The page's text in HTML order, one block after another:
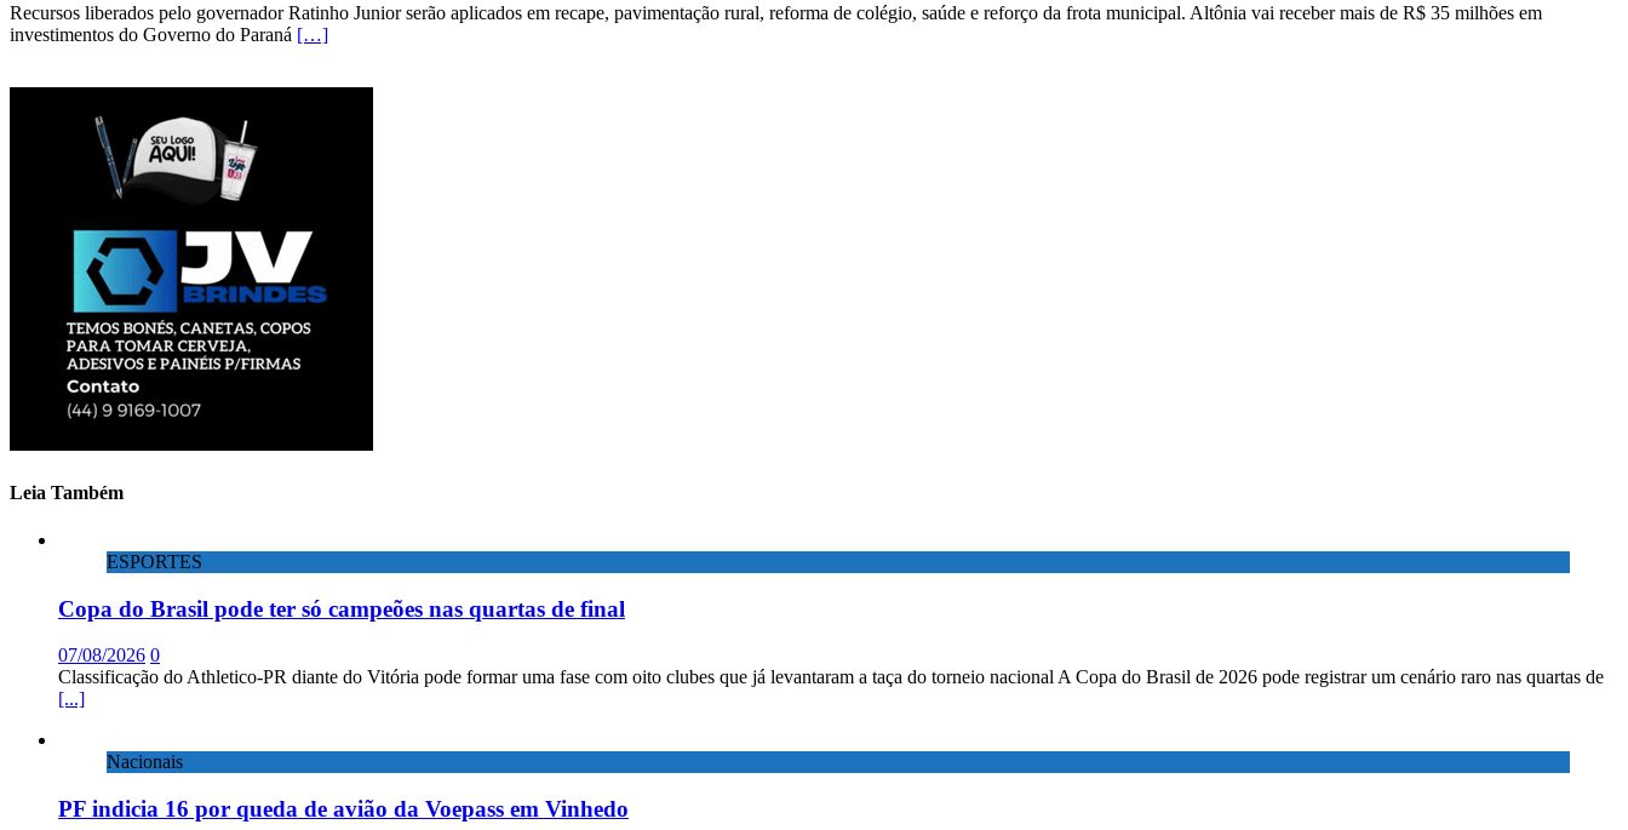
Recursos liberados pelo governador Ratinho Junior serão aplicados em recape, pavimentação rural, reforma de colégio, saúde e reforço da frota municipal. Altônia vai receber mais de R$ 35 milhões em
investimentos do Governo do Paraná […]
Leia Também
ESPORTES
Copa do Brasil pode ter só campeões nas quartas de final
07/08/2026 0
Classificação do Athletico-PR diante do Vitória pode formar uma fase com oito clubes que já levantaram a taça do torneio nacional A Copa do Brasil de 2026 pode registrar um cenário raro nas quartas de
[...]
Nacionais
PF indicia 16 por queda de avião da Voepass em Vinhedo